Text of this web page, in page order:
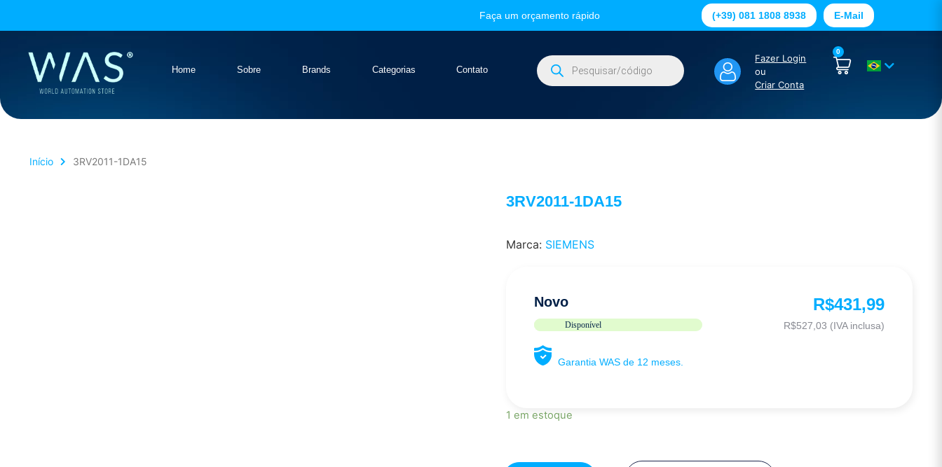
Faça um orçamento rápido (+39) 081 1808 8938 E-Mail
Home Sobre Brands Categorias Contato
Fazer Login
ou
Criar Conta
0
Início 3RV2011-1DA15
3RV2011-1DA15
Marca: SIEMENS
Novo
Disponível
Garantia WAS de 12 meses.
R$431,99
R$527,03 (IVA inclusa)
1 em estoque